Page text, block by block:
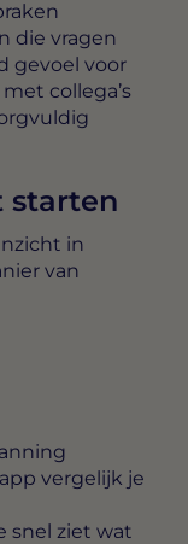
die vragen
gevoel voor
collega’s
starten
in
van
vergelijk je
snel ziet wat